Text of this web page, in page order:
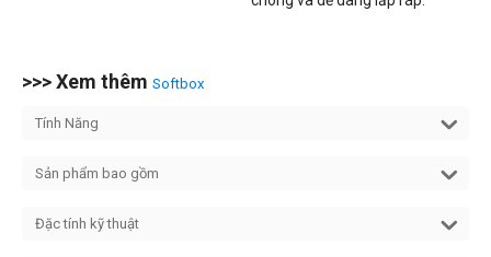
>>> Xem thêm Softbox
Tính Năng
Sản phẩm bao gồm
Đặc tính kỹ thuật